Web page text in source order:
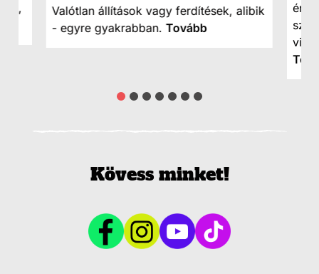
Valótlan állítások vagy ferdítések, alibik
- egyre gyakrabban.Tovább
Kövess minket!